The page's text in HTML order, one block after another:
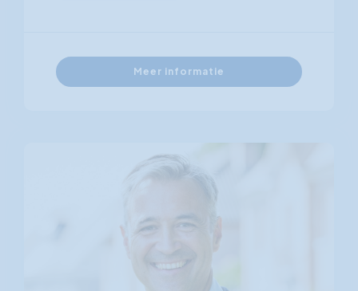
Meer informatie